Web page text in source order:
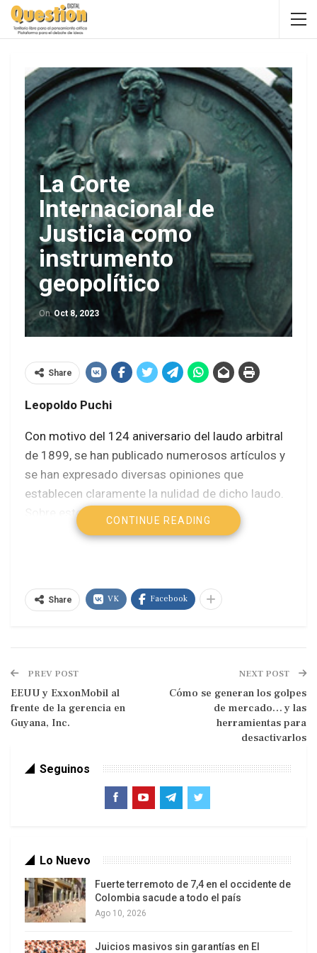
La Corte
Internacional de
Justicia como
instrumento
geopolítico
On Oct 8, 2023
Share
Leopoldo Puchi
Con motivo del 124 aniversario del laudo arbitral
de 1899, se han publicado numerosos artículos y
se han expresado diversas opiniones que
establecen claramente la nulidad de dicho laudo.
Sobre este punto, no existen dudas,
especialmente entre los venezolanos. Hay una
independencia.
es cómo abordar de manera efectiva esta
disputa. Aquí reside la verdadera cuestión que
demanda nuestra atención.
En 1966, se firmó el Acuerdo de Ginebra como el
mecanismo para resolver la controversia. A lo
largo de décadas, Venezuela lo ha respetado y
actuado en el marco de este Acuerdo. Por su
CONTINUE READING
Share VK Facebook
PREV POST
EEUU y ExxonMobil al
frente de la gerencia en
Guyana, Inc.
NEXT POST
Cómo se generan los golpes
de mercado… y las
herramientas para
desactivarlos
Seguinos
Lo Nuevo
Fuerte terremoto de 7,4 en el occidente de
Colombia sacude a todo el país
Ago 10, 2026
Juicios masivos sin garantías en El